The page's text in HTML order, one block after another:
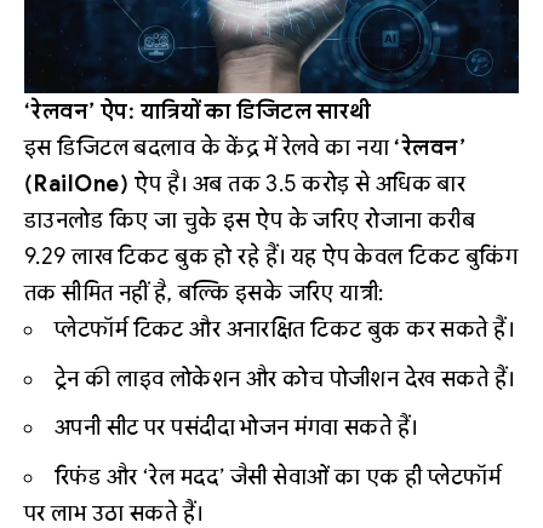
‘रेलवन’ ऐप: यात्रियों का डिजिटल सारथी
इस डिजिटल बदलाव के केंद्र में रेलवे का नया‘रेलवन’
(RailOne) ऐप है। अब तक 3.5 करोड़ से अधिक बार
डाउनलोड किए जा चुके इस ऐप के जरिए रोजाना करीब
9.29 लाख टिकट बुक हो रहे हैं। यह ऐप केवल टिकट बुकिंग
तक सीमित नहीं है, बल्कि इसके जरिए यात्री:
प्लेटफॉर्म टिकट और अनारक्षित टिकट बुक कर सकते हैं।
ट्रेन की लाइव लोकेशन और कोच पोजीशन देख सकते हैं।
अपनी सीट पर पसंदीदा भोजन मंगवा सकते हैं।
रिफंड और ‘रेल मदद’ जैसी सेवाओं का एक ही प्लेटफॉर्म
पर लाभ उठा सकते हैं।